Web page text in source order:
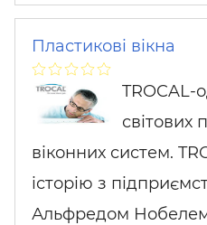
Пластикові вікна
TROCAL-
світових
віконних систем.
історію з
Альфредом Нобелем.